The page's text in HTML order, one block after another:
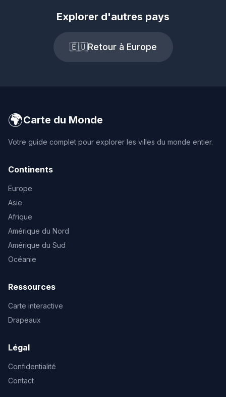
Explorer d'autres pays
🇪🇺Retour à Europe
🌍Carte du Monde
Votre guide complet pour explorer les villes du monde entier.
Continents
Europe
Asie
Afrique
Amérique du Nord
Amérique du Sud
Océanie
Ressources
Carte interactive
Drapeaux
Légal
Confidentialité
Contact